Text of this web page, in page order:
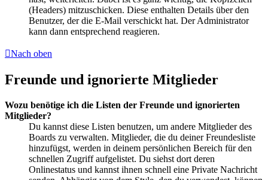
(Headers) mitzuschicken. Diese enthalten Details über den
Benutzer, der die E-Mail verschickt hat. Der Administrator
kann dann entsprechend reagieren.
Nach oben
Freunde und ignorierte Mitglieder
Wozu benötige ich die Listen der Freunde und ignorierten
Mitglieder?
Du kannst diese Listen benutzen, um andere Mitglieder des
Boards zu verwalten. Mitglieder, die du deiner Freundesliste
hinzufügst, werden in deinem persönlichen Bereich für den
schnellen Zugriff aufgelistet. Du siehst dort deren
Onlinestatus und kannst ihnen schnell eine Private Nachricht